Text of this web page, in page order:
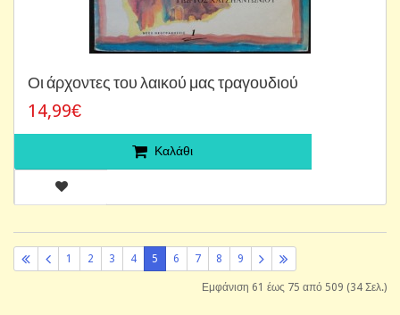
Οι άρχοντες του λαικού μας τραγουδιού
14,99€
Καλάθι
1 2 3 4 5 6 7 8 9
Εμφάνιση 61 έως 75 από 509 (34 Σελ.)